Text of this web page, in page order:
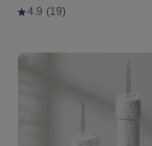
4.9 (19)